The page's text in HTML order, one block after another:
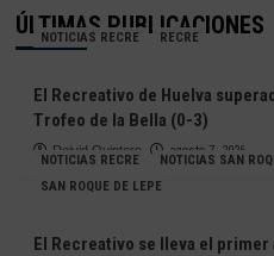
ÚLTIMAS PUBLICACIONES
NOTICIAS RECRE RECRE
El Recreativo de Huelva
Trofeo de la Bella (0-3)
Deivid Quintero agosto 7, 2026
NOTICIAS RECRE NOTICIAS SAN
SAN ROQUE DE LEPE
El Recreativo se lleva el